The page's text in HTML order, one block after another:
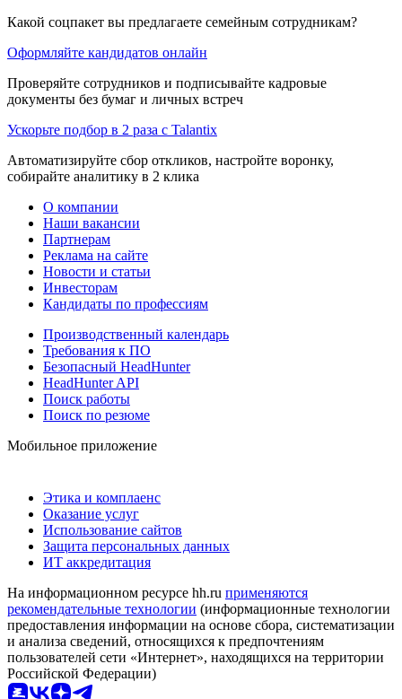
Какой соцпакет вы предлагаете семейным сотрудникам?
Оформляйте кандидатов онлайн
Проверяйте сотрудников и подписывайте кадровые
документы без бумаг и личных встреч
Ускорьте подбор в 2 раза с Talantix
Автоматизируйте сбор откликов, настройте воронку,
собирайте аналитику в 2 клика
О компании
Наши вакансии
Партнерам
Реклама на сайте
Новости и статьи
Инвесторам
Кандидаты по профессиям
Производственный календарь
Требования к ПО
Безопасный HeadHunter
HeadHunter API
Поиск работы
Поиск по резюме
Мобильное приложение
Этика и комплаенс
Оказание услуг
Использование сайтов
Защита персональных данных
ИТ аккредитация
На информационном ресурсе hh.ru применяются
рекомендательные технологии (информационные технологии
предоставления информации на основе сбора, систематизации
и анализа сведений, относящихся к предпочтениям
пользователей сети «Интернет», находящихся на территории
Российской Федерации)